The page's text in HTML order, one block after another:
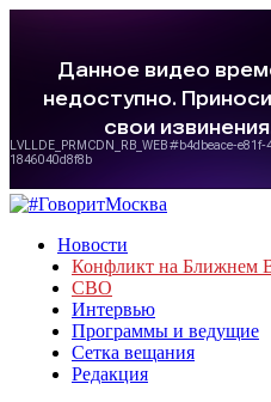
Новости
Конфликт на Ближнем
СВО
Интервью
Программы и ведущие
Сетка вещания
Редакция